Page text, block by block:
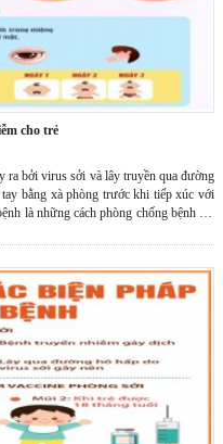
cho trẻ
ra bởi virus sởi và lây truyền qua đường
bằng xà phòng trước khi tiếp xúc với
là những cách phòng chống bệnh sởi